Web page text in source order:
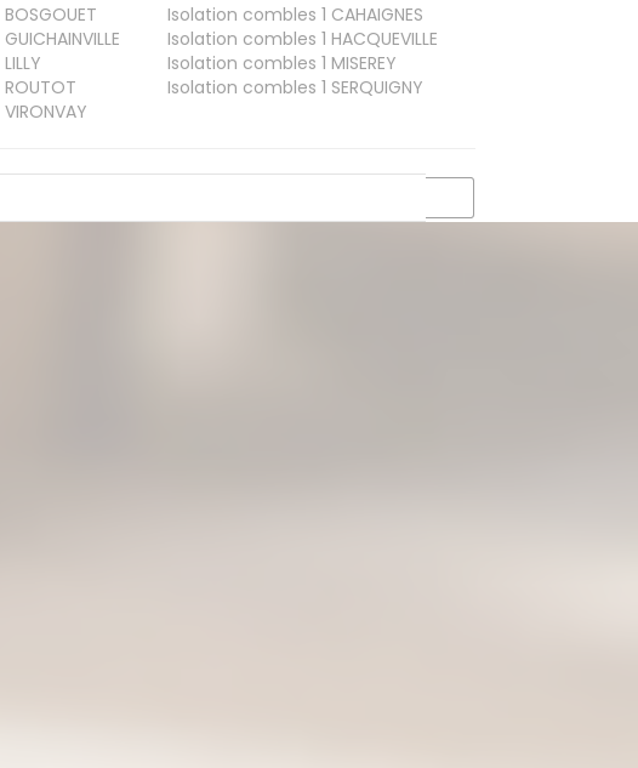
BOSGOUET Isolation combles 1 CAHAIGNES
GUICHAINVILLE Isolation combles 1 HACQUEVILLE
LILLY Isolation combles 1 MISEREY
ROUTOT Isolation combles 1 SERQUIGNY
VIRONVAY